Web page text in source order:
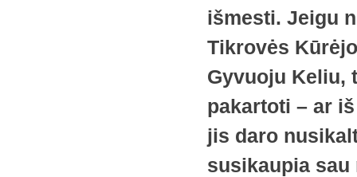
išmesti. Jeigu
Tikrovės
Gyvuoju Keliu,
pakartoti – ar
jis daro
susikaupia